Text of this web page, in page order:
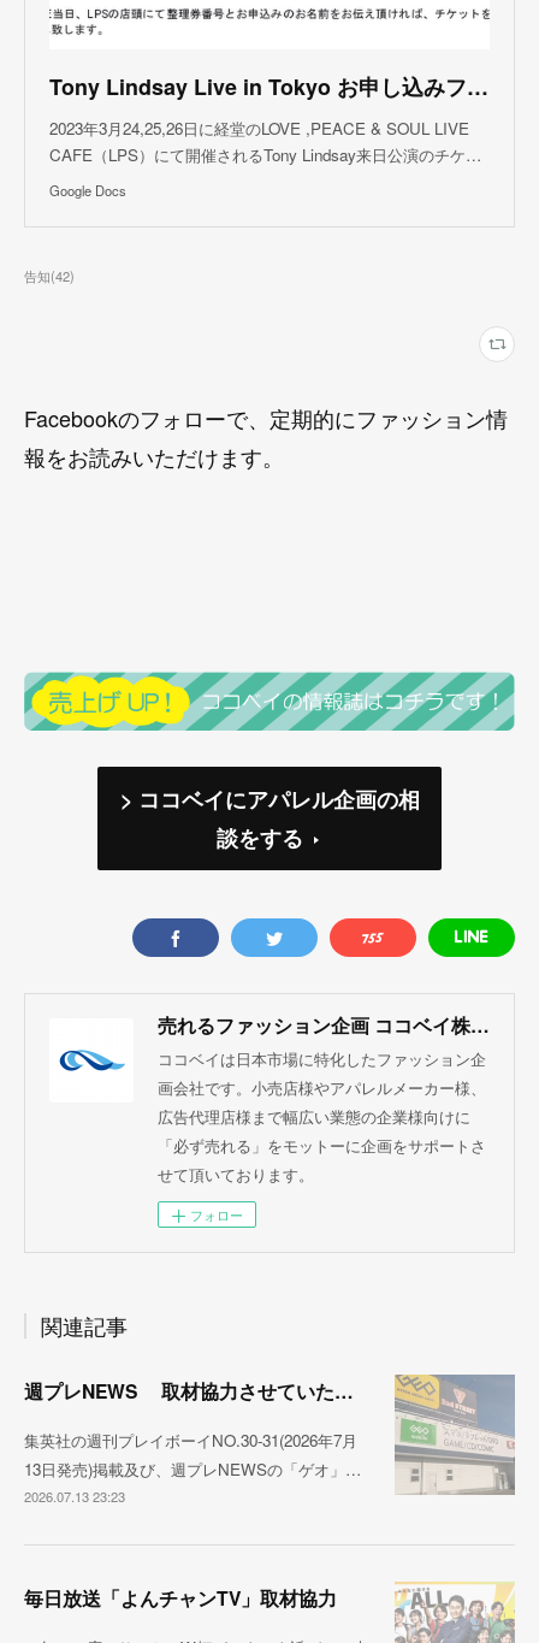
Tony Lindsay Live in Tokyo お申し込みフォーム
2023年3月24,25,26日に経堂のLOVE ,PEACE & SOUL LIVE
CAFE（LPS）にて開催されるTony Lindsay来日公演のチケ…
Google Docs
告知(42)
Facebookのフォローで、定期的にファッション情
報をお読みいただけます。
> ココベイにアパレル企画の相
談をする
売れるファッション企画 ココベイ株式会社
ココベイは日本市場に特化したファッション企
画会社です。小売店様やアパレルメーカー様、
広告代理店様まで幅広い業態の企業様向けに
「必ず売れる」をモットーに企画をサポートさ
せて頂いております。
フォロー
関連記事
週プレNEWS 取材協力させていただきました
集英社の週刊プレイボーイNO.30-31(2026年7月
13日発売)掲載及び、週プレNEWSの「ゲオ」…
2026.07.13 23:23
毎日放送「よんチャンTV」取材協力